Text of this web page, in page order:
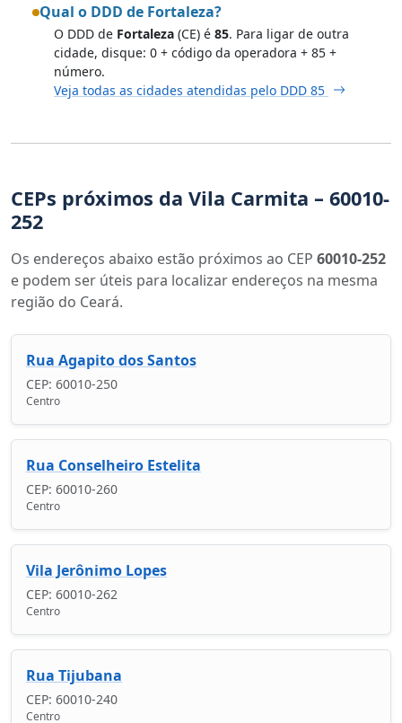
Qual o DDD de Fortaleza?
O DDD de Fortaleza (CE) é 85. Para ligar de outra
cidade, disque: 0 + código da operadora + 85 +
número.
Veja todas as cidades atendidas pelo DDD 85
CEPs próximos da Vila Carmita – 60010-
252
Os endereços abaixo estão próximos ao CEP 60010-252
e podem ser úteis para localizar endereços na mesma
região do Ceará.
Rua Agapito dos Santos
CEP: 60010-250
Centro
Rua Conselheiro Estelita
CEP: 60010-260
Centro
Vila Jerônimo Lopes
CEP: 60010-262
Centro
Rua Tijubana
CEP: 60010-240
Centro